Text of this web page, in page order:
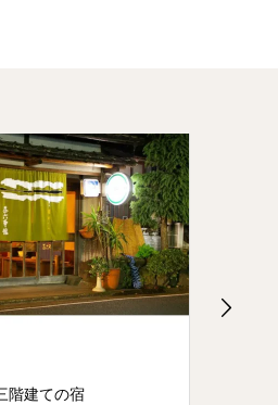
階建ての宿